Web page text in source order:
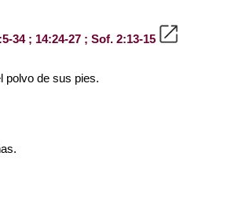
34 ; 14:24-27 ; Sof. 2:13-15
polvo de sus pies.